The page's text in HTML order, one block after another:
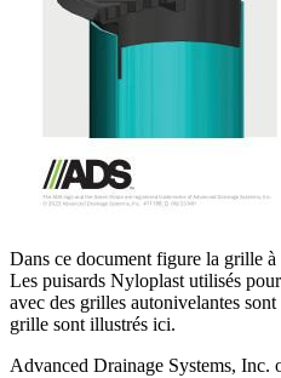
Dans ce document figure la grille
Les puisards Nyloplast utilisés
avec des grilles autonivelantes
grille sont illustrés ici.
Advanced Drainage Systems, Inc.